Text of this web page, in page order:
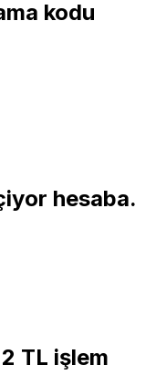
kodu
hesaba.
TL işlem